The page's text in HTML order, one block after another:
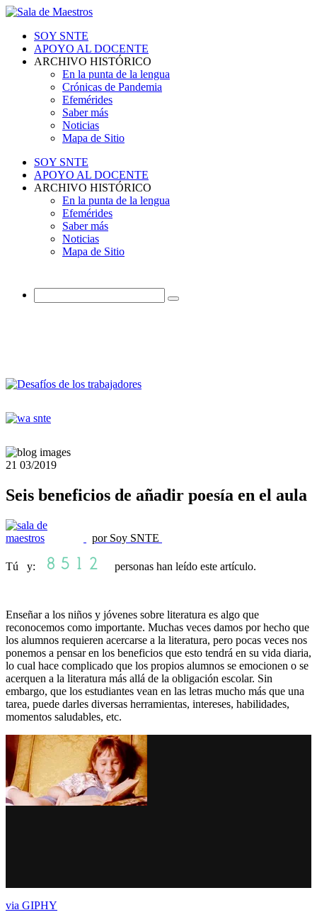
SOY SNTE
APOYO AL DOCENTE
ARCHIVO HISTÓRICO
En la punta de la lengua
Crónicas de Pandemia
Efemérides
Saber más
Noticias
Mapa de Sitio
SOY SNTE
APOYO AL DOCENTE
ARCHIVO HISTÓRICO
En la punta de la lengua
Efemérides
Saber más
Noticias
Mapa de Sitio
21 03/2019
Seis beneficios de añadir poesía en el aula
por Soy SNTE
Tú y: personas han leído este artículo.
Enseñar a los niños y jóvenes sobre literatura es algo que
reconocemos como importante. Muchas veces damos por hecho que
los alumnos requieren acercarse a la literatura, pero pocas veces nos
ponemos a pensar en los beneficios que esto tendrá en su vida diaria,
lo cual hace complicado que los propios alumnos se emocionen o se
acerquen a la literatura más allá de la obligación escolar. Sin
embargo, que los estudiantes vean en las letras mucho más que una
tarea, puede darles diversas herramientas, intereses, habilidades,
momentos saludables, etc.
via GIPHY